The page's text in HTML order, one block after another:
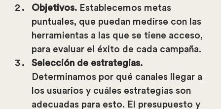
Objetivos. Establecemos metas
puntuales, que puedan medirse con las
herramientas a las que se tiene acceso,
para evaluar el éxito de cada campaña.
Selección de estrategias.
Determinamos por qué canales llegar a
los usuarios y cuáles estrategias son
adecuadas para esto. El presupuesto y